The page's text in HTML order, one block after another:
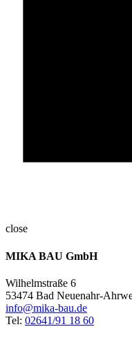
close
MIKA BAU GmbH
Wilhelmstraße 6
53474 Bad Neuenahr-
info@mika-bau.de
Tel: 02641/91 18 60